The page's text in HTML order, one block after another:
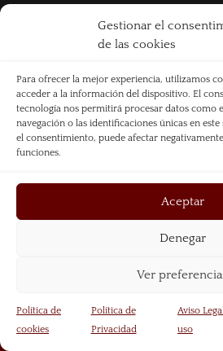
Gestionar el
de las cookies
Para ofrecer la mejor experiencia, utilizamos
acceder a la información del dispositivo. El
tecnología nos permitirá procesar datos como
navegación o las identificaciones únicas en
el consentimiento, puede afectar
funciones.
Aceptar
Denegar
Ver
Política de
cookies
Política de
Privacidad
Aviso
uso
Página web diseñada por
Diseñosaurio